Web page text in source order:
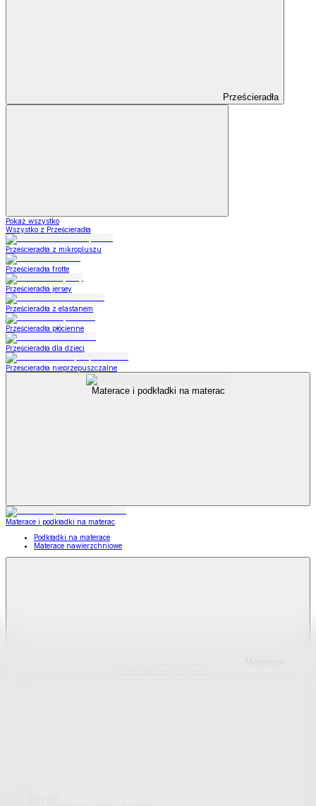
Prześcieradła
Pokaż wszystko
Wszystko z Prześcieradła
Prześcieradła z mikropluszu
Prześcieradła frotte
Prześcieradła jersey
Prześcieradła z elastanem
Prześcieradła płócienne
Prześcieradła dla dzieci
Prześcieradła nieprzepuszczalne
Materace i podkładki na materac
Materace i podkładki na materac
Podkładki na materace
Materace nawierzchniowe